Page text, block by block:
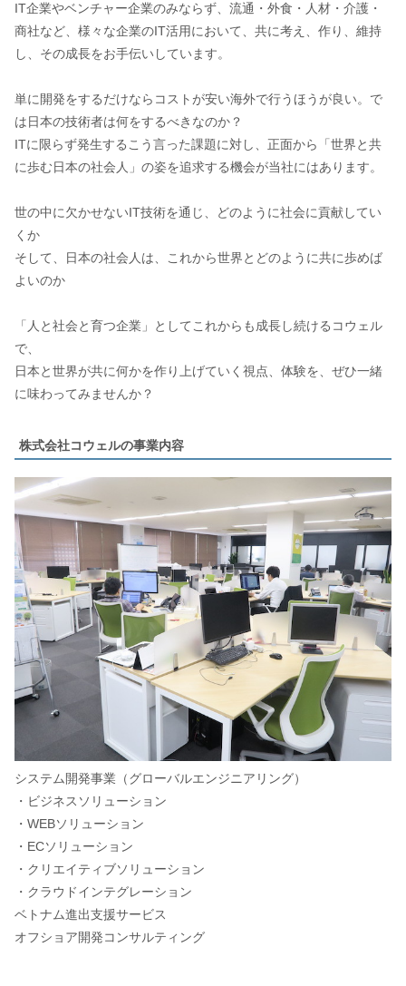
IT企業やベンチャー企業のみならず、流通・外食・人材・介護・
商社など、様々な企業のIT活用において、共に考え、作り、維持
し、その成長をお手伝いしています。
単に開発をするだけならコストが安い海外で行うほうが良い。で
は日本の技術者は何をするべきなのか？
ITに限らず発生するこう言った課題に対し、正面から「世界と共
に歩む日本の社会人」の姿を追求する機会が当社にはあります。
世の中に欠かせないIT技術を通じ、どのように社会に貢献してい
くか
そして、日本の社会人は、これから世界とどのように共に歩めば
よいのか
「人と社会と育つ企業」としてこれからも成長し続けるコウェル
で、
日本と世界が共に何かを作り上げていく視点、体験を、ぜひ一緒
に味わってみませんか？
株式会社コウェルの事業内容
システム開発事業（グローバルエンジニアリング）
・ビジネスソリューション
・WEBソリューション
・ECソリューション
・クリエイティブソリューション
・クラウドインテグレーション
ベトナム進出支援サービス
オフショア開発コンサルティング